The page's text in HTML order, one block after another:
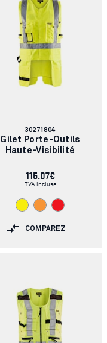
Numéro
d'article:
30271804
Gilet Porte-Outils
Haute-Visibilité
115.07€
TVA incluse
COMPAREZ